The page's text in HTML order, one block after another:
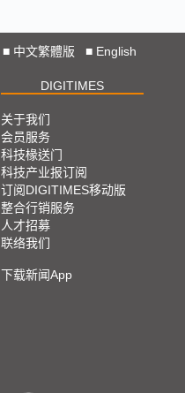
■ 中文繁體版 ■ English
DIGITIMES
关于我们
会员服务
科技椽送门
科技产业报订阅
订阅DIGITIMES移动版
整合行销服务
人才招募
联络我们
下载新闻App